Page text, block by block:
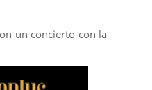
un concierto con la